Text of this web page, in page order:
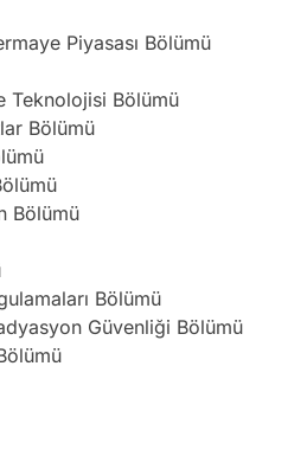
Piyasası Bölümü
Teknolojisi Bölümü
Bölümü
Bölümü
Bölümü
Güvenliği Bölümü